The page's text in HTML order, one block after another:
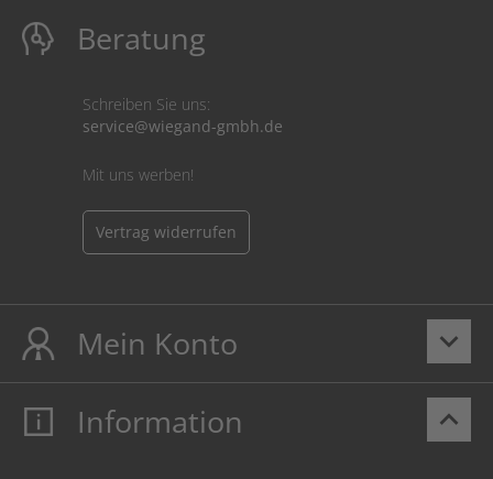
Beratung
Schreiben Sie uns:
service@wiegand-gmbh.de
Mit uns werben!
Vertrag widerrufen
keyboard_arrow_down
Mein Konto
Mein Konto
keyboard_arrow_up
Information